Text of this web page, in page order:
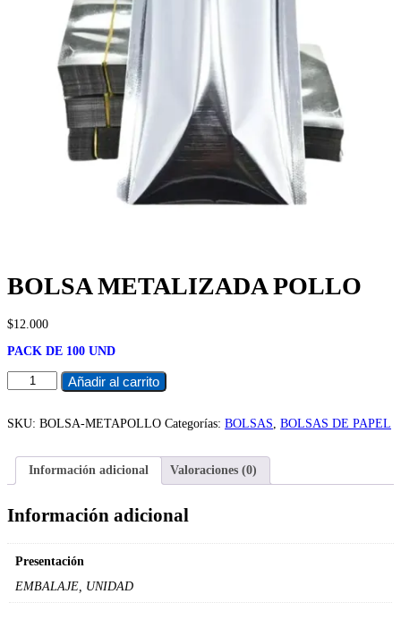
BOLSA METALIZADA POLLO
$12.000
PACK DE 100 UND
BOLSA
METALIZADA
cantidad
Añadir al carrito
SKU: BOLSA-METAPOLLO Categorías: BOLSAS BOLSAS DE PAPEL
Información adicional Valoraciones (0)
Información adicional
Presentación
EMBALAJE, UNIDAD